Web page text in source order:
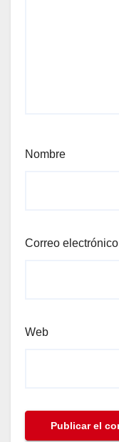
Nombre
Correo electrónico
Web